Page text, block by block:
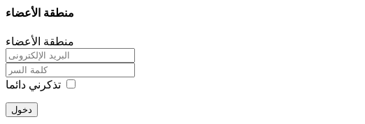
منطقة الأعضاء
منطقة الأعضاء
دخول